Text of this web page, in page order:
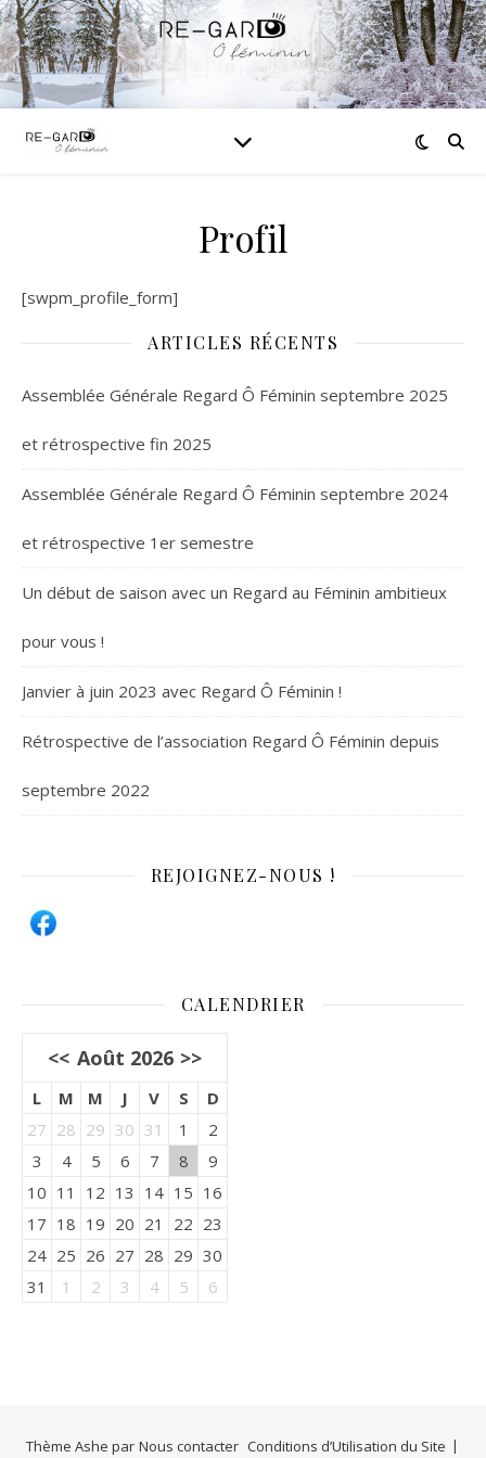
Profil
[swpm_profile_form]
ARTICLES RÉCENTS
Assemblée Générale Regard Ô Féminin septembre 2025
et rétrospective fin 2025
Assemblée Générale Regard Ô Féminin septembre 2024
et rétrospective 1er semestre
Un début de saison avec un Regard au Féminin ambitieux
pour vous !
Janvier à juin 2023 avec Regard Ô Féminin !
Rétrospective de l’association Regard Ô Féminin depuis
septembre 2022
REJOIGNEZ-NOUS !
CALENDRIER
<< Août 2026 >>
L M M J V S
D
27 28 29 30 31 1
2
3
4 5 6 7 8
9
10 11 12 13 14 15 16
17 18 19 20 21 22 23
24 25 26 27 28 29 30
31
1 2 3 4 5 6
Nous contacter Conditions d’Utilisation du Site
Thème Ashe par